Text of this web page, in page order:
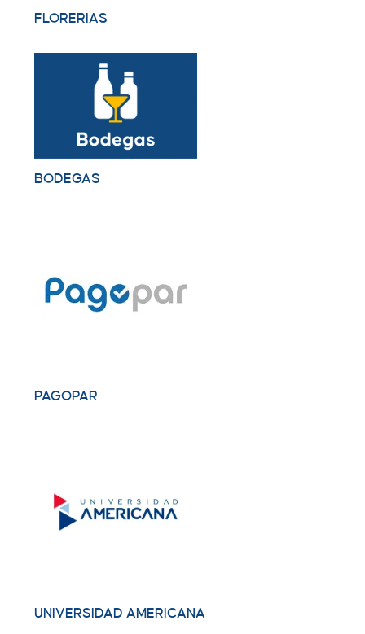
FLORERIAS
BODEGAS
PAGOPAR
UNIVERSIDAD AMERICANA